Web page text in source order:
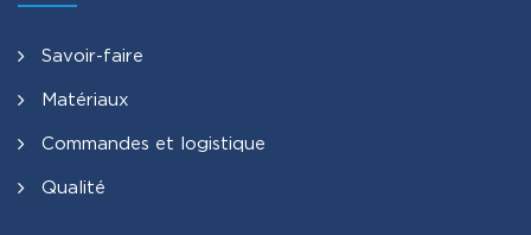
Savoir-faire
Matériaux
Commandes et logistique
Qualité